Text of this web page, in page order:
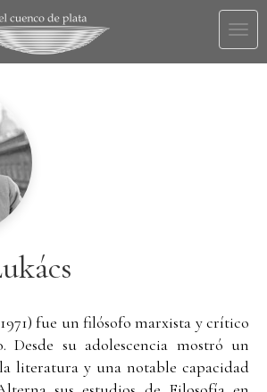
fue un filósofo marxista y crítico
Desde su adolescencia mostró un
literatura y una notable capacidad